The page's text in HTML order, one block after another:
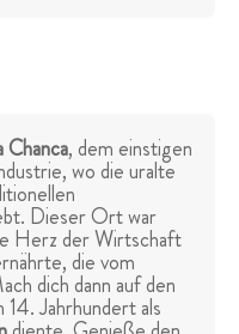
Chanca, dem einstigen
wo die uralte
Dieser Ort war
Herz der Wirtschaft
die vom
dich dann auf den
14. Jahrhundert als